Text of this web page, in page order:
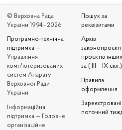
© Верховна Рада
України 1994—2026
Програмно-технічна
підтримка —
Управління
комп'ютеризованих
систем Апарату
Верховної Ради
України
Iнформаційна
підтримка — Головне
організаційне
Пошук за
реквізитами
Архів
проєктів інших
за ( III – IX скл.)
Правила
оформлення
Зареєстровані
поточний